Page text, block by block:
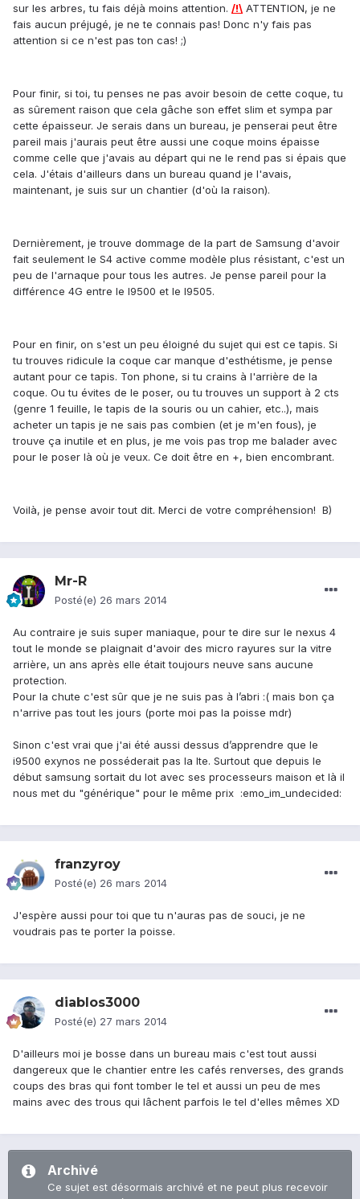
sur les arbres, tu fais déjà moins attention. /!\ ATTENTION, je ne
fais aucun préjugé, je ne te connais pas! Donc n'y fais pas
attention si ce n'est pas ton cas! ;)
Pour finir, si toi, tu penses ne pas avoir besoin de cette coque, tu
as sûrement raison que cela gâche son effet slim et sympa par
cette épaisseur. Je serais dans un bureau, je penserai peut être
pareil mais j'aurais peut être aussi une coque moins épaisse
comme celle que j'avais au départ qui ne le rend pas si épais que
cela. J'étais d'ailleurs dans un bureau quand je l'avais,
maintenant, je suis sur un chantier (d'où la raison).
Dernièrement, je trouve dommage de la part de Samsung d'avoir
fait seulement le S4 active comme modèle plus résistant, c'est un
peu de l'arnaque pour tous les autres. Je pense pareil pour la
différence 4G entre le I9500 et le I9505.
Pour en finir, on s'est un peu éloigné du sujet qui est ce tapis. Si
tu trouves ridicule la coque car manque d'esthétisme, je pense
autant pour ce tapis. Ton phone, si tu crains à l'arrière de la
coque. Ou tu évites de le poser, ou tu trouves un support à 2 cts
(genre 1 feuille, le tapis de la souris ou un cahier, etc..), mais
acheter un tapis je ne sais pas combien (et je m'en fous), je
trouve ça inutile et en plus, je me vois pas trop me balader avec
pour le poser là où je veux. Ce doit être en +, bien encombrant.
Voilà, je pense avoir tout dit. Merci de votre compréhension! B)
Mr-R
Posté(e) 26 mars 2014
Au contraire je suis super maniaque, pour te dire sur le nexus 4
tout le monde se plaignait d'avoir des micro rayures sur la vitre
arrière, un ans après elle était toujours neuve sans aucune
protection.
Pour la chute c'est sûr que je ne suis pas à l’abri :( mais bon ça
n'arrive pas tout les jours (porte moi pas la poisse mdr)
Sinon c'est vrai que j'ai été aussi dessus d’apprendre que le
i9500 exynos ne posséderait pas la lte. Surtout que depuis le
début samsung sortait du lot avec ses processeurs maison et là il
nous met du "générique" pour le même prix :emo_im_undecided:
franzyroy
Posté(e) 26 mars 2014
J'espère aussi pour toi que tu n'auras pas de souci, je ne
voudrais pas te porter la poisse.
diablos3000
Posté(e) 27 mars 2014
D'ailleurs moi je bosse dans un bureau mais c'est tout aussi
dangereux que le chantier entre les cafés renverses, des grands
coups des bras qui font tomber le tel et aussi un peu de mes
mains avec des trous qui lâchent parfois le tel d'elles mêmes XD
Archivé
Ce sujet est désormais archivé et ne peut plus recevoir